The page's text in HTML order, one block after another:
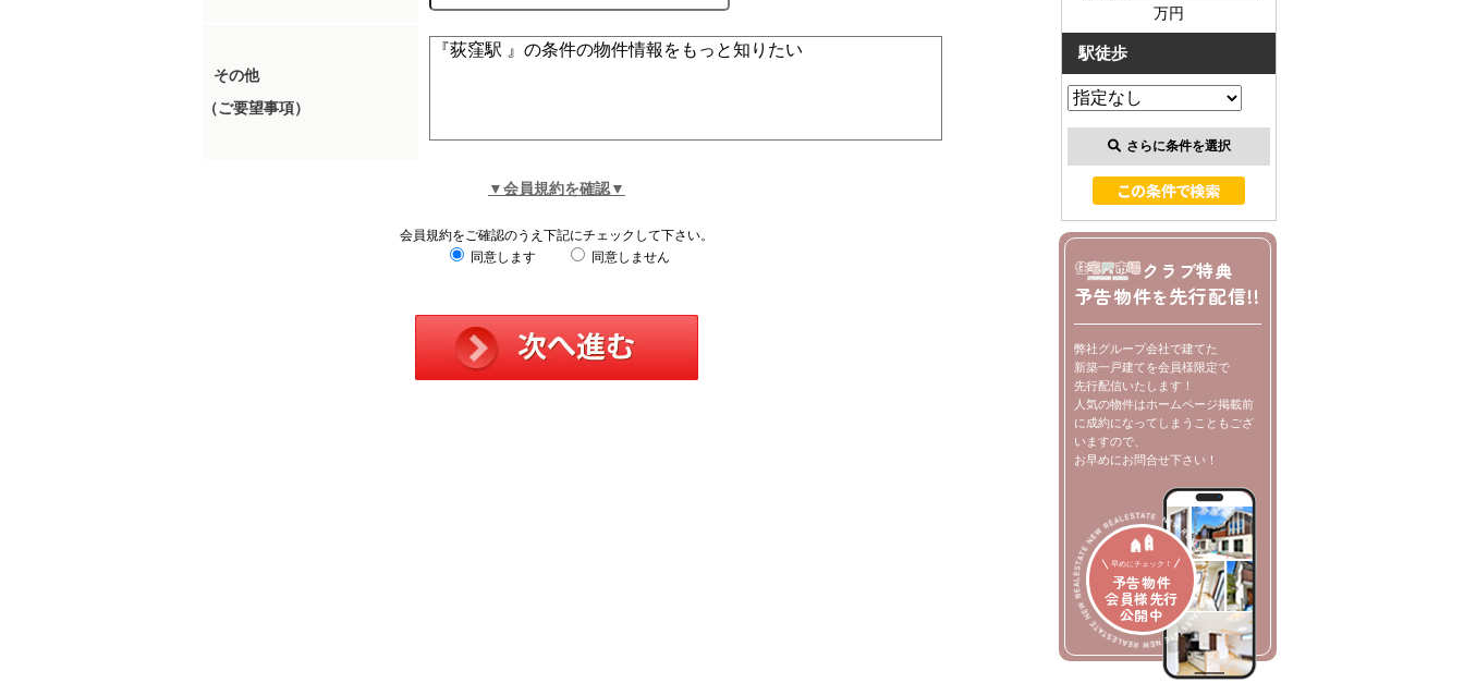
その他
（ご要望事項）
▼会員規約を確認▼
会員規約をご確認のうえ下記にチェックして下さい。
同意します
同意しません
万円
駅徒歩
さらに条件を選択
クラブ特典
予告物件を先行配信!!
弊社グループ会社で建てた
新築一戸建てを会員様限定で
先行配信いたします！
人気の物件はホームページ掲載前
に成約になってしまうこともござ
いますので、
お早めにお問合せ下さい！
早めにチェック！
予告物件
会員様先行
公開中